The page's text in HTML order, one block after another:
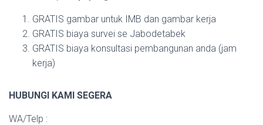
GRATIS gambar untuk IMB dan gambar kerja
GRATIS biaya survei se Jabodetabek
GRATIS biaya konsultasi pembangunan anda (jam
kerja)
HUBUNGI KAMI SEGERA
WA/Telp :